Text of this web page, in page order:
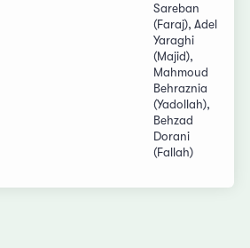
Sareban
(Faraj), Adel
Yaraghi
(Majid),
Mahmoud
Behraznia
(Yadollah),
Behzad
Dorani
(Fallah)